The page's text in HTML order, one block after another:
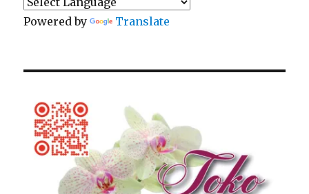
Powered by Translate